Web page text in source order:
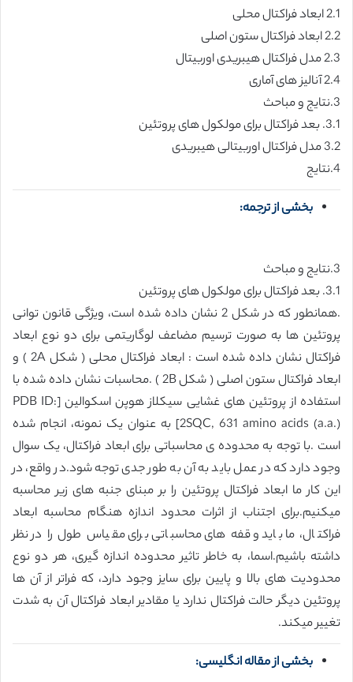
2.1 ابعاد فراکتال محلی
2.2 ابعاد فراکتال ستون اصلی
2.3 مدل فراکتال هیبریدی اوربیتال
2.4 آنالیز های آماری
3.نتایج و مباحث
3.1. بعد فراکتال برای مولکول های پروتئین
3.2 مدل فراکتال اوربیتالی هیبریدی
4.نتایج
بخشی از ترجمه:
3.نتایج و مباحث
3.1. بعد فراکتال برای مولکول های پروتئین
.همانطور که در شکل 2 نشان داده شده است، ویژگی قانون توانی
پروتئین ها به صورت ترسیم مضاعف لوگاریتمی برای دو نوع ابعاد
فراکتال نشان داده شده است : ابعاد فراکتال محلی ( شکل 2A ) و
ابعاد فراکتال ستون اصلی ( شکل 2B ) .محاسبات نشان داده شده با
استفاده از پروتئین های غشایی سیکلاز هوپن اسکوالین [PDB ID:
2SQC, 631 amino acids (a.a.)] به عنوان یک نمونه، انجام شده
است .با توجه به محدوده ی محاسباتی برای ابعاد فراکتال، یک سوال
وجود دارد که در عمل باید به آن به طور جدی توجه شود.در واقع، در
این کار ما ابعاد فراکتال پروتئین را بر مبنای جنبه های زیر محاسبه
میکنیم.برای اجتناب از اثرات محدود اندازه هنگام محاسبه ابعاد
فراکتال، ما باید وقفه های محاسباتی برای مقیاس طول را در نظر
داشته باشیم.اسما، به خاطر تاثیر محدوده اندازه گیری، هر دو نوع
محدودیت های بالا و پایین برای سایز وجود دارد، که فراتر از آن ها
پروتئین دیگر حالت فراکتال ندارد یا مقادیر ابعاد فراکتال آن به شدت
تغییر میکند.
بخشی از مقاله انگلیسی: